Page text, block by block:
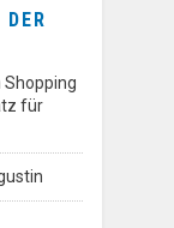
Shopping
für